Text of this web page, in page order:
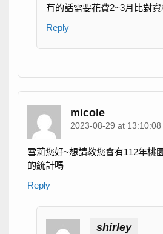
有的話需要花費2~3月比對資
Reply
micole
2023-08-29 at 13:10:08
雪莉您好~想請教您會有112年桃
的統計嗎
Reply
shirley